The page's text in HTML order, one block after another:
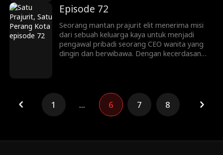
disadari justru terseret ke dalam konspirasi
yang lebih besar. Pada akhirnya, mereka
bekerja sama untuk menghancurkan
persaingan jahat dan rencana gelap para
musuh.
Episode 72
Seorang mantan prajurit elit menerima misi
dari sebuah keluarga kaya untuk menjadi
pengawal pribadi seorang CEO wanita yang
dingin dan berwibawa. Dengan kecerdasan
yang lebih besar. Pada akhirnya, mereka
bekerja sama untuk menghancurkan
persaingan jahat dan rencana gelap para
1 ... 6 7 8